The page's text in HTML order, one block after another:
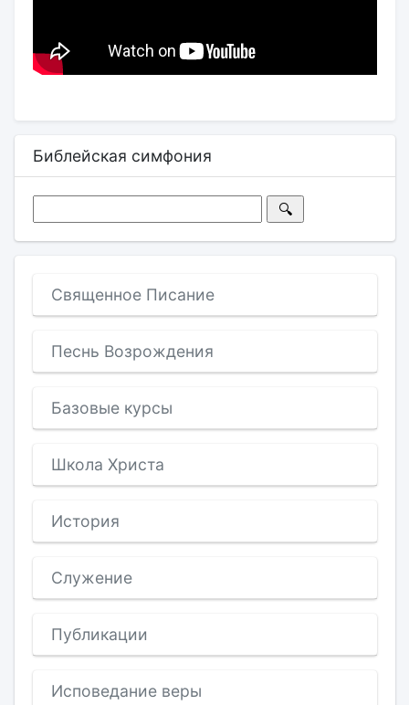
Библейская симфония
Священное Писание
Песнь Возрождения
Базовые курсы
Школа Христа
История
Служение
Публикации
Исповедание веры